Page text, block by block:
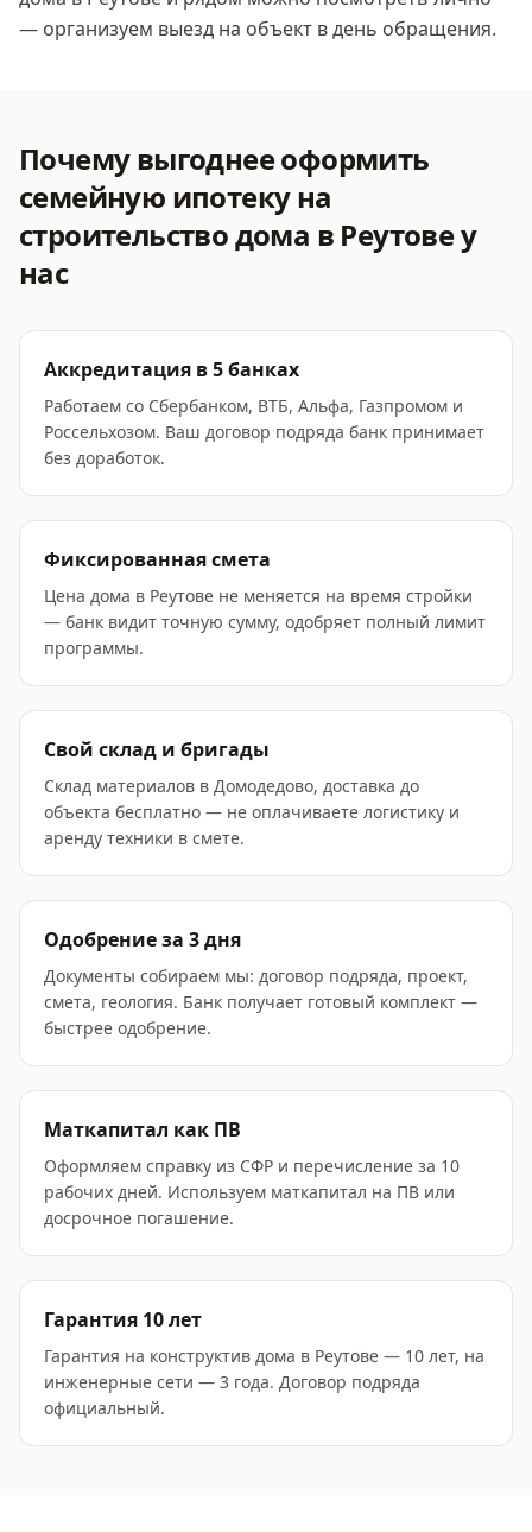
— организуем выезд на объект в день обращения.
Почему выгоднее оформить
семейную ипотеку на
строительство дома в Реутовеу
нас
Аккредитация в 5 банках
Работаем со Сбербанком, ВТБ, Альфа, Газпромом и
Россельхозом. Ваш договор подряда банк принимает
без доработок.
Фиксированная смета
Цена дома в Реутове не меняется на время стройки
— банк видит точную сумму, одобряет полный лимит
программы.
Свой склад и бригады
Склад материалов в Домодедово, доставка до
объекта бесплатно — не оплачиваете логистику и
аренду техники в смете.
Одобрение за 3 дня
Документы собираем мы: договор подряда, проект,
смета, геология. Банк получает готовый комплект —
быстрее одобрение.
Маткапитал как ПВ
Оформляем справку из СФР и перечисление за 10
рабочих дней. Используем маткапитал на ПВ или
досрочное погашение.
Гарантия 10 лет
Гарантия на конструктив дома в Реутове — 10 лет, на
инженерные сети — 3 года. Договор подряда
официальный.